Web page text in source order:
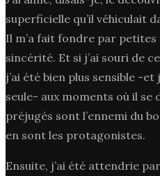
superficielle qu’il véhiculait
Il m’a fait fondre par
sincérité. Et si j’ai souri de
j’ai été bien plus sensible -
seule- aux moments où il se
préjugés sont l’ennemi du
en sont les protagonistes.
Ensuite, j’ai été attendrie